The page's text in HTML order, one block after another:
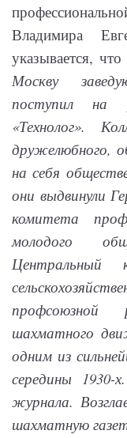
Владимира
указывается, что
Москву
поступил на
«Технолог».
дружелюбного,
на себя
они выдвинули
комитета
молодого
Центральный
профсоюзной
шахматного
одним из
середины
журнала.
шахматную